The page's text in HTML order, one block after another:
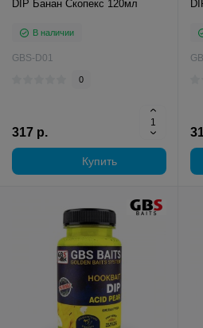
DIP Банан Скопекс 120мл
В наличии
GBS-D01
0
317 р.
Купить